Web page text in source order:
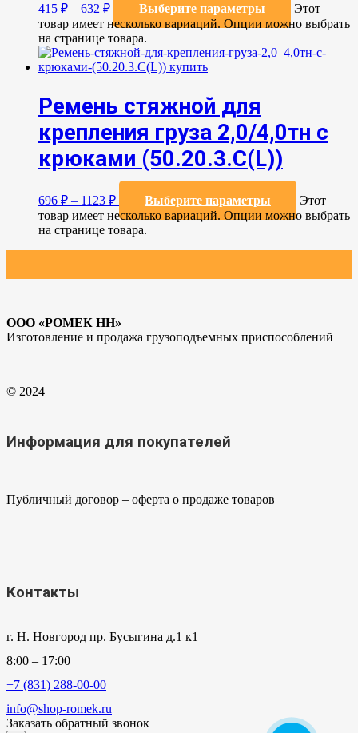
415 ₽ – 632 ₽ Выберите параметры
Этот
товар имеет несколько вариаций. Опции можно выбрать
на странице товара.
Ремень стяжной для
крепления груза 2,0/4,0тн с
крюками (50.20.3.C(L))
696 ₽ – 1123 ₽ Выберите параметры
Этот
товар имеет несколько вариаций. Опции можно выбрать
на странице товара.
ООО «РОМЕК НН»
Изготовление и продажа грузоподъемных приспособлений
© 2024
Информация для покупателей
Публичный договор – оферта о продаже товаров
Контакты
г. Н. Новгород пр. Бусыгина д.1 к1
8:00 – 17:00
+7 (831) 288-00-00
info@shop-romek.ru
Заказать обратный звонок